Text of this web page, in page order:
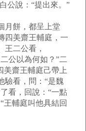
公說：“提出來。”
餅，都呈上堂
四美齋王輔庭，一
王二公看，
公以為何如？”二
美齋王輔庭己帶上
驗看，問：“是魏
看，回說：“一點
王輔庭叫他具結回